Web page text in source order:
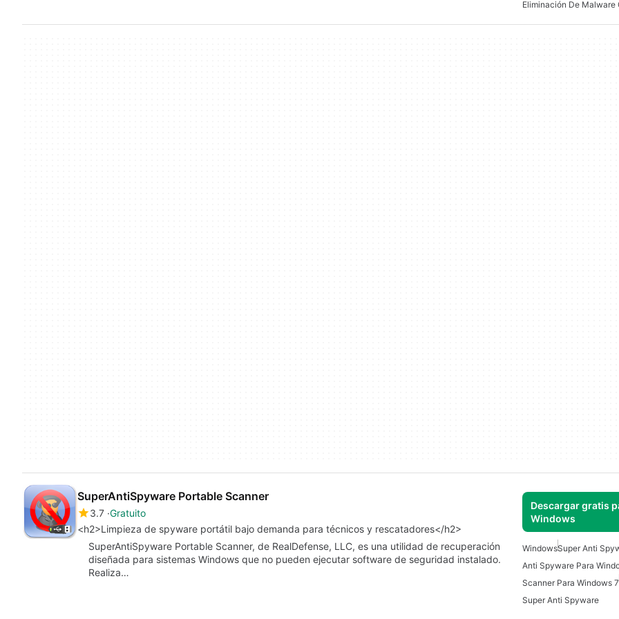
SuperAntiSpyware Portable Scanner
3.7 Gratuito
<h2>Limpieza de spyware portátil bajo demanda para técnicos y rescatadores</h2>
Descargar gratis
Windows
SuperAntiSpyware Portable Scanner, de RealDefense, LLC, es una utilidad de recuperación
diseñada para sistemas Windows que no pueden ejecutar software de seguridad instalado.
Realiza…
WindowsSuper Anti
Anti Spyware Para
Scanner Para Windows 7
Super Anti Spyware